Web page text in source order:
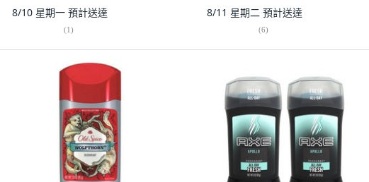
8/10 星期一 預計送達
(1)
8/11 星期二 預計送達
(6)